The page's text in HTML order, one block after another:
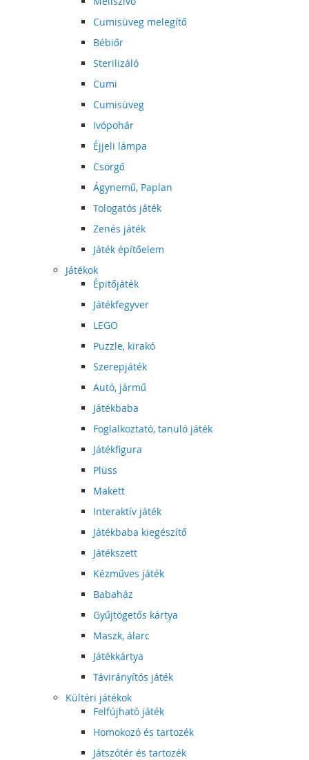
Cumisüveg melegítő
Bébiőr
Sterilizáló
Cumi
Cumisüveg
Ivópohár
Éjjeli lámpa
Csörgő
Ágynemű, Paplan
Tologatós játék
Zenés játék
Játék építőelem
Játékok
Épitőjáték
Játékfegyver
LEGO
Puzzle, kirakó
Szerepjáték
Autó, jármű
Játékbaba
Foglalkoztató, tanuló játék
Játékfigura
Plüss
Makett
Interaktív játék
Játékbaba kiegészítő
Játékszett
Kézműves játék
Babaház
Gyűjtögetős kártya
Maszk, álarc
Játékkártya
Távirányítós játék
Kültéri játékok
Felfújható játék
Homokozó és tartozék
Játszótér és tartozék